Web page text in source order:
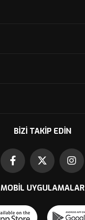
BIZI TAKIP EDIN
MOBIL UYGULAMALAR